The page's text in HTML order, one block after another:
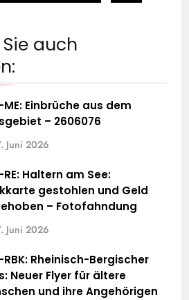
auch
ME: Einbrüche aus dem
– 2606076
Juni 2026
RE: Haltern am See:
gestohlen und Geld
– Fotofahndung
Juni 2026
RBK: Rheinisch-Bergischer
Neuer Flyer für ältere
und ihre Angehörigen